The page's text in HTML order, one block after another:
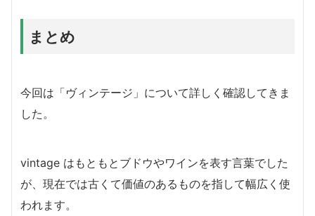
まとめ
今回は「ヴィンテージ」について詳しく確認してきま
した。
vintage はもともとブドウやワインを表す言葉でした
が、現在では古くて価値のあるものを指して幅広く使
われます。